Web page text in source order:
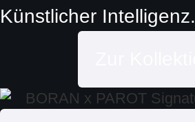
Künstlicher Intelligenz.